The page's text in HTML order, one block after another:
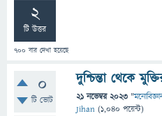
2
টি উত্তর
700 বার দেখা হয়েছে
0
টি ভোট
দুশ্চিন্তা থেকে
21 নভেম্বর 2023 "
Jihan (1,040 পয়েন্ট)